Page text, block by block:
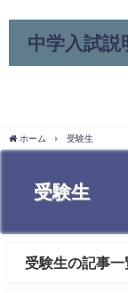
中学入試
ホーム 受験生
受験生
受験生の記事一